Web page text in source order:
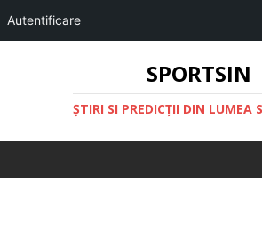
Autentificare
SPORTSIN
ŞTIRI SI PREDICŢII DIN LUMEA